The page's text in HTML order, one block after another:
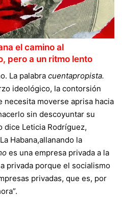
el camino al
pero a un ritmo lento
La palabra cuentapropista.
ideológico, la contorsión
necesita moverse aprisa hacia
sin descoyuntar su
dice Leticia Rodríguez,
La Habana,allanando la
es una empresa privada a la
privada porque el socialismo
privadas, que es, por